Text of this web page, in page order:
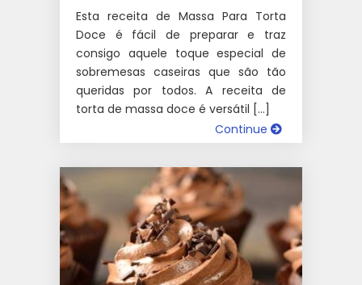
Esta receita de Massa Para Torta
Doce é fácil de preparar e traz
consigo aquele toque especial de
sobremesas caseiras que são tão
queridas por todos. A receita de
torta de massa doce é versátil […]
Continue